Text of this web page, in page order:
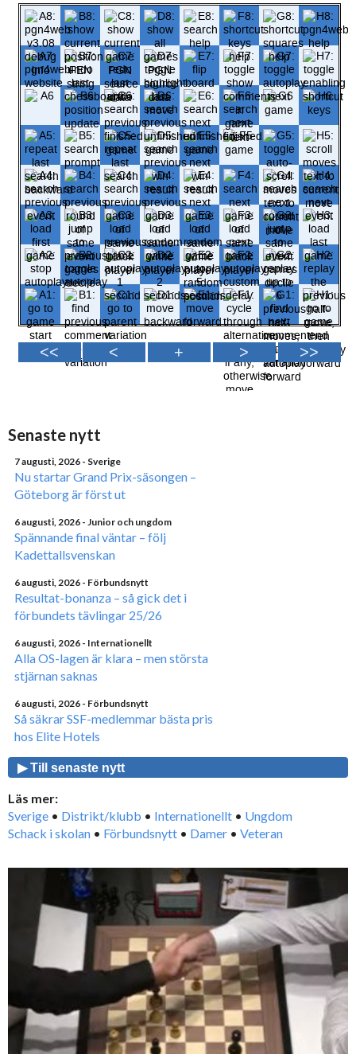
Senaste nytt
7 augusti, 2026 - Sverige
Nu startar Grand Prix-säsongen –
Göteborg är först ut
6 augusti, 2026 - Junior och ungdom
Spännande final väntar – följ
Kadettallsvenskan
6 augusti, 2026 - Förbundsnytt
Resultat-bonanza – så gick det i
förbundets tävlingar 25/26
6 augusti, 2026 - Internationellt
Alla OS-lagen är klara – men största
stjärnan saknas
6 augusti, 2026 - Förbundsnytt
Så säkrar SSF-medlemmar bästa pris
hos Elite Hotels
▶ Till senaste nytt
Läs mer:
Sverige • Distrikt/klubb • Internationellt • Ungdom
Schack i skolan • Förbundsnytt • Damer • Veteran